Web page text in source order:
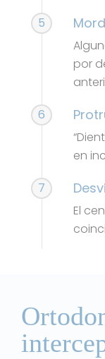
5
por
6
en
7
El